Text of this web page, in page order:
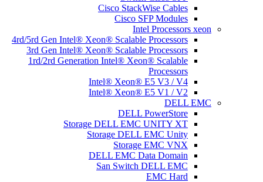
Cisco StackWise Cables
Cisco SFP Modules
Intel Processors xeon
4rd/5rd Gen Intel® Xeon® Scalable Processors
3rd Gen Intel® Xeon® Scalable Processors
1rd/2rd Generation Intel® Xeon® Scalable
Processors
Intel® Xeon® E5 V3 / V4
Intel® Xeon® E5 V1 / V2
DELL EMC
DELL PowerStore
Storage DELL EMC UNITY XT
Storage DELL EMC Unity
Storage EMC VNX
DELL EMC Data Domain
San Switch DELL EMC
EMC Hard